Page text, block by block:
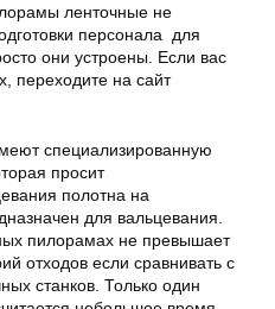
ленточные не
персонала для
они устроены. Если вас
переходите на сайт
специализированную
просит
полотна на
для вальцевания.
пилорамах не превышает
отходов если сравнивать с
станков. Только один